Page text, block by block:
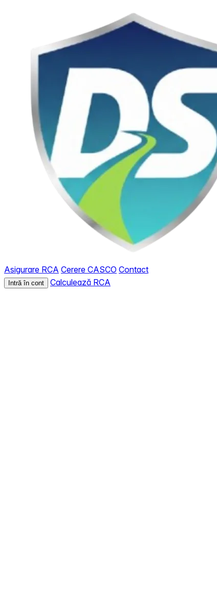
Asigurare RCA Cerere CASCO Contact
Intră în cont Calculează RCA